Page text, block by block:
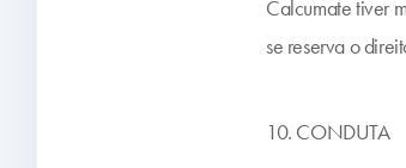
Calcumate tiver
se reserva o
10. CONDUTA